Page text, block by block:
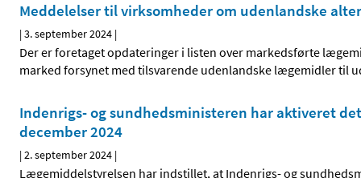
Meddelelser til virksomheder om udenlandske
|3. september 2024 |
Der er foretaget opdateringer i listen over markedsførte
marked forsynet med tilsvarende udenlandske lægemidler til
Indenrigs- og sundhedsministeren har aktiveret
december 2024
|2. september 2024 |
Lægemiddelstyrelsen har indstillet, at Indenrigs- og